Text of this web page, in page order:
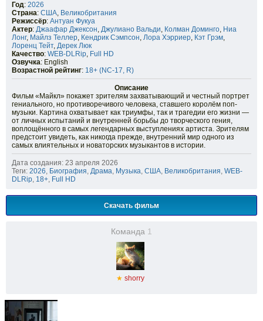
Год: 2026
Страна: США, Великобритания
Режиссёр: Антуан Фукуа
Актер: Джаафар Джексон, Джулиано Вальди, Колман Доминго, Ниа
Лонг, Майлз Теллер, Кендрик Сэмпсон, Лора Хэрриер, Кэт Грэм,
Лоренц Тейт, Дерек Люк
Качество: WEB-DLRip, Full HD
Озвучка: English
Возрастной рейтинг: 18+ (NC-17, R)
Описание
Фильм «Майкл» покажет зрителям захватывающий и честный портрет
гениального, но противоречивого человека, ставшего королём поп-
музыки. Картина охватывает как триумфы, так и трагедии его жизни —
от личных испытаний и внутренней борьбы до творческого гения,
воплощённого в самых легендарных выступлениях артиста. Зрителям
предстоит увидеть, как никогда прежде, внутренний мир одного из
самых влиятельных и новаторских музыкантов в истории.
Дата создания: 23 апреля 2026
Теги: 2026, Биография, Драма, Музыка, США, Великобритания, WEB-
DLRip, 18+, Full HD
Скачать фильм
Команда 1
★ shorry